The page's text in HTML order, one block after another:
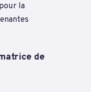
la
de